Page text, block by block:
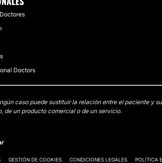
Doctors
caso puede sustituir la relación entre el paciente y
de un producto comercial o de un servicio.
GESTIÓN DE COOKIES CONDICIONES LEGALES POLÍTICA